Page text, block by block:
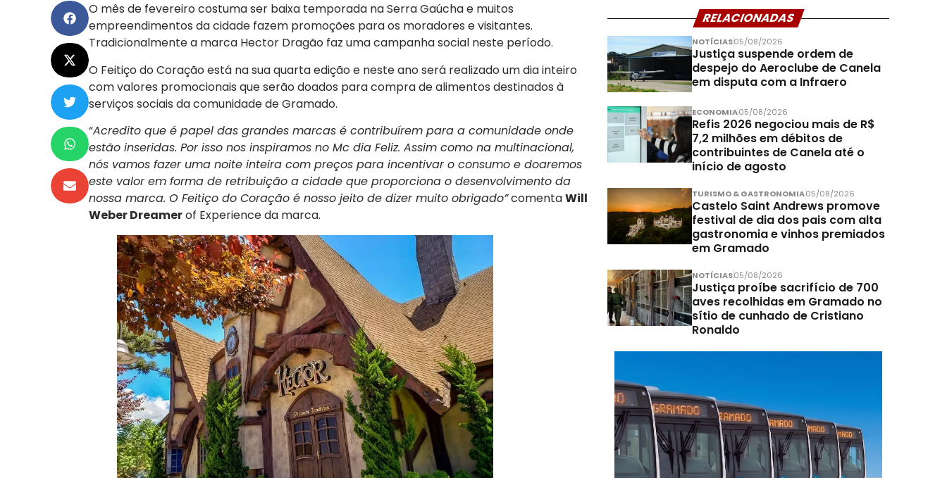
O mês de fevereiro costuma ser baixa temporada na Serra Gaúcha e muitos
empreendimentos da cidade fazem promoções para os moradores e visitantes.
Tradicionalmente a marca Hector Dragão faz uma campanha social neste período.
O Feitiço do Coração está na sua quarta edição e neste ano será realizado um dia inteiro
com valores promocionais que serão doados para compra de alimentos destinados à
serviços sociais da comunidade de Gramado.
“Acredito que é papel das grandes marcas é contribuírem para a comunidade onde
estão inseridas. Por isso nos inspiramos no Mc dia Feliz. Assim como na multinacional,
nós vamos fazer uma noite inteira com preços para incentivar o consumo e doaremos
este valor em forma de retribuição a cidade que proporciona o desenvolvimento da
nossa marca. O Feitiço do Coração é nosso jeito de dizer muito obrigado”comentaWill
Weber Dreamerof Experience da marca.
RELACIONADAS
NOTÍCIAS05/08/2026
Justiça suspende ordem de
despejo do Aeroclube de Canela
em disputa com a Infraero
ECONOMIA05/08/2026
Refis 2026 negociou mais de R$
7,2 milhões em débitos de
contribuintes de Canela até o
início de agosto
TURISMO & GASTRONOMIA05/08/2026
Castelo Saint Andrews promove
festival de dia dos pais com alta
gastronomia e vinhos premiados
em Gramado
NOTÍCIAS05/08/2026
Justiça proíbe sacrifício de 700
aves recolhidas em Gramado no
sítio de cunhado de Cristiano
Ronaldo